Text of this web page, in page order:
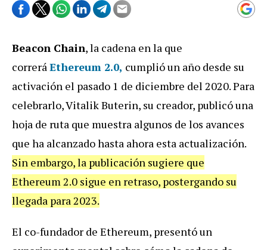
Beacon Chain, la cadena en la que
correráEthereum 2.0, cumplió un año desde su
activación el pasado 1 de diciembre del 2020. Para
celebrarlo, Vitalik Buterin, su creador, publicó una
hoja de ruta que muestra algunos de los avances
que ha alcanzado hasta ahora esta actualización.
Sin embargo, la publicación sugiere que
Ethereum 2.0 sigue en retraso, postergando su
llegada para 2023.
El co-fundador de Ethereum, presentó un